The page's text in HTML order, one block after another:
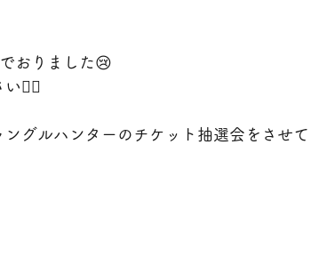
おりました😢
🙇‍♀️
グルハンターのチケット抽選会をさせ